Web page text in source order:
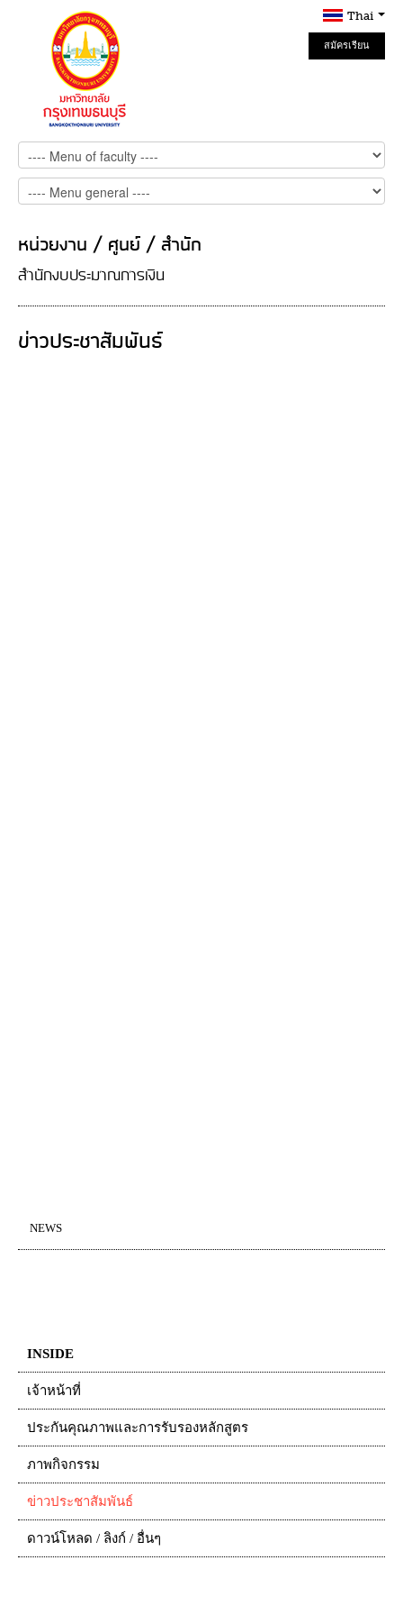
Thai
สมัครเรียน
Online
หน่วยงาน / ศูนย์ / สำนัก
สำนักงบประมาณการเงิน
ข่าวประชาสัมพันธ์
NEWS
INSIDE
เจ้าหน้าที่
ประกันคุณภาพและการรับรองหลักสูตร
ภาพกิจกรรม
ข่าวประชาสัมพันธ์
ดาวน์โหลด / ลิงก์ / อื่นๆ